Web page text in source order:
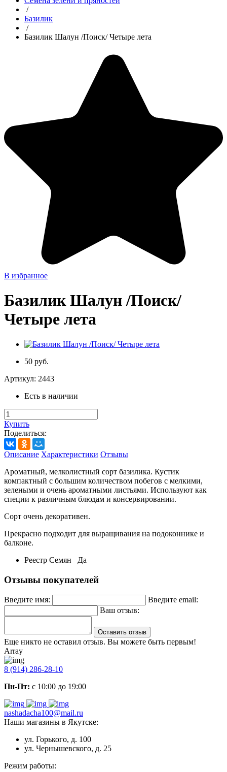
/
Базилик
/
Базилик Шалун /Поиск/ Четыре лета
В избранное
Базилик Шалун /Поиск/
Четыре лета
50 руб.
Артикул: 2443
Есть в наличии
Купить
Поделиться:
Описание Характеристики Отзывы
Ароматный, мелколистный сорт базилика. Кустик
компактный с большим количеством побегов с мелкими,
зелеными и очень ароматными листьями. Используют как
специи к различным блюдам и консервировании.
Сорт очень декоративен.
Прекрасно подходит для выращивания на подоконнике и
балконе.
Реестр Семян
Да
Отзывы покупателей
Введите имя:
Введите email:
Ваш отзыв:
Оставить отзыв
Еще никто не оставил отзыв. Вы можете быть первым!
Array
8 (914) 286-28-10
Пн-Пт: с 10:00 до 19:00
nashadacha100@mail.ru
Наши магазины в Якутске:
ул. Горького, д. 100
ул. Чернышевского, д. 25
Режим работы: